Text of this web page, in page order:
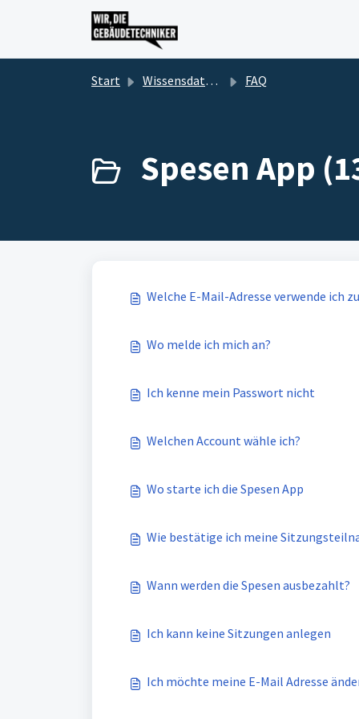
Zum hauptsächlichen Inhalt gehen
Start Wissensdatenbank FAQ
Spesen App
Welche E-Mail-Adresse verwende ich
Wo melde ich mich an?
Ich kenne mein Passwort nicht
Welchen Account wähle ich?
Wo starte ich die Spesen App
Wie bestätige ich meine
Wann werden die Spesen ausbezahlt?
Ich kann keine Sitzungen anlegen
Ich möchte meine E-Mail Adresse